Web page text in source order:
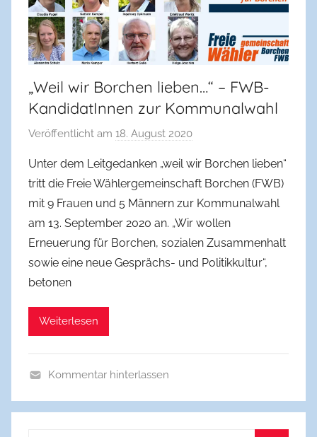
„Weil wir Borchen lieben…“ – FWB-
KandidatInnen zur Kommunalwahl
Veröffentlicht am 18. August 2020
n
f
w
b
b
o
Unter dem Leitgedanken „weil wir Borchen lieben“
tritt die Freie Wählergemeinschaft Borchen (FWB)
mit 9 Frauen und 5 Männern zur Kommunalwahl
am 13. September 2020 an. „Wir wollen
Erneuerung für Borchen, sozialen Zusammenhalt
sowie eine neue Gesprächs- und Politik­kultur“,
betonen
Weiterlesen
l
Kommentar hinterlassen